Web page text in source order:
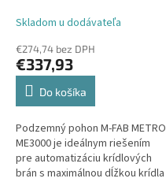
Skladom u dodávateľa
€274,74 bez DPH
€337,93
Do košíka
Podzemný pohon M-FAB METRO
ME3000 je ideálnym riešením
pre automatizáciu krídlových
brán s maximálnou dĺžkou krídla